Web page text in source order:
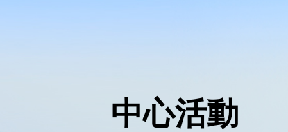
中心活動